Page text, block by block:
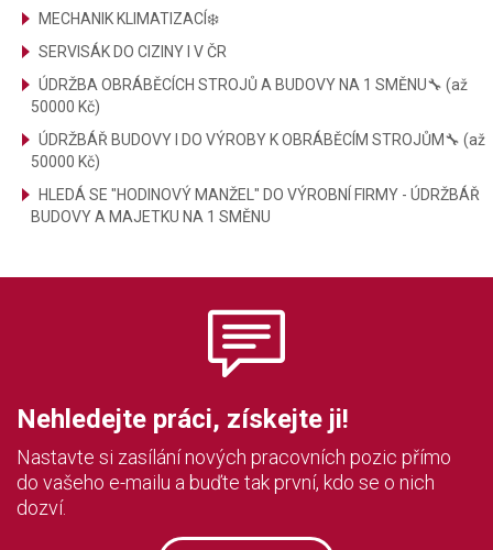
MECHANIK KLIMATIZACÍ❄️
SERVISÁK DO CIZINY I V ČR
ÚDRŽBA OBRÁBĚCÍCH STROJŮ A BUDOVY NA 1 SMĚNU🔧 (až
50000 Kč)
ÚDRŽBÁŘ BUDOVY I DO VÝROBY K OBRÁBĚCÍM STROJŮM🔧 (až
50000 Kč)
HLEDÁ SE "HODINOVÝ MANŽEL" DO VÝROBNÍ FIRMY - ÚDRŽBÁŘ
BUDOVY A MAJETKU NA 1 SMĚNU
Nehledejte práci, získejte ji!
Nastavte si zasílání nových pracovních pozic přímo
do vašeho e-mailu a buďte tak první, kdo se o nich
dozví.